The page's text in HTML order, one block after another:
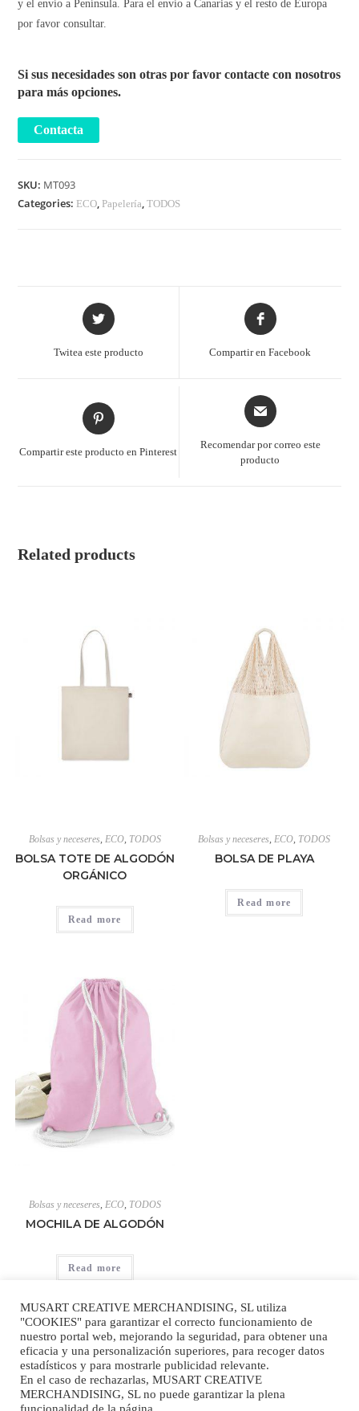
y el envío a Península. Para el envío a Canarias y el resto de Europa
por favor consultar.
Si sus necesidades son otras por favor contacte con nosotros
para más opciones.
SKU: MT093
Categories: ECO, Papelería,TODOS
Twitea este producto Compartir en Facebook
Compartir este producto en Pinterest
Recomendar por correo este
producto
Related products
Bolsas y neceseres ECO, TODOS
BOLSA TOTE DE ALGODÓN
ORGÁNICO
Read more
Bolsas y neceseres ECO TODOS
BOLSA DE PLAYA
Read more
Bolsas y neceseres, ECO, TODOS
MOCHILA DE ALGODÓN
Read more
Aviso Legal|Politica de Privacidad
MUSART CREATIVE MERCHANDISING, SL utiliza
"COOKIES" para garantizar el correcto funcionamiento de
nuestro portal web, mejorando la seguridad, para obtener una
eficacia y una personalización superiores, para recoger datos
estadísticos y para mostrarle publicidad relevante.
En el caso de rechazarlas, MUSART CREATIVE
MERCHANDISING, SL no puede garantizar la plena